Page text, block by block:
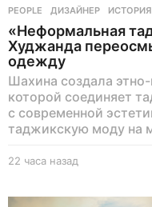
PEOPLE ДИЗАЙНЕР ,ИСТОРИЯ
«Неформальная
Худжанда
одежду
Шахина создала
которой соединяет
с современной
таджикскую моду на
22 часа назад